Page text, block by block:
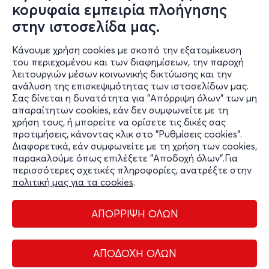
κορυφαία εμπειρία πλοήγησης
στην ιστοσελίδα μας.
Κάνουμε χρήση cookies με σκοπό την εξατομίκευση
του περιεχομένου και των διαφημίσεων, την παροχή
λειτουργιών μέσων κοινωνικής δικτύωσης και την
ανάλυση της επισκεψιμότητας των ιστοσελίδων μας.
Σας δίνεται η δυνατότητα για "Απόρριψη όλων" των μη
απαραίτητων cookies, εάν δεν συμφωνείτε με τη
χρήση τους, ή μπορείτε να ορίσετε τις δικές σας
προτιμήσεις, κάνοντας κλικ στο "Ρυθμίσεις cookies".
Διαφορετικά, εάν συμφωνείτε με τη χρήση των cookies,
παρακαλούμε όπως επιλέξετε "Αποδοχή όλων".Για
περισσότερες σχετικές πληροφορίες, ανατρέξτε στην
πολιτική μας για τα cookies.
ΑΠΟΡΡΙΨΗ ΟΛΩΝ
ΑΠΟΔΟΧΗ ΟΛΩΝ
DAVID SHAW AND THE BEAT live
Κοδριγκτώνος 17, Αθήνα 104 34
ΙΛΙΟΝ Plus - Αθήνα, Αττική
από 23€
Εισιτήρια
Διαχείριση cookies
Όροι Χρήσης